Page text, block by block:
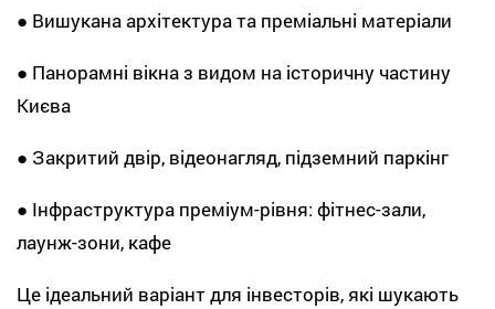
● Вишукана архітектура та преміальні матеріали
● Панорамні вікна з видом на історичну частину
Києва
● Закритий двір, відеонагляд, підземний паркінг
● Інфраструктура преміум-рівня: фітнес-зали,
лаунж-зони, кафе
Це ідеальний варіант для інвесторів, які шукають